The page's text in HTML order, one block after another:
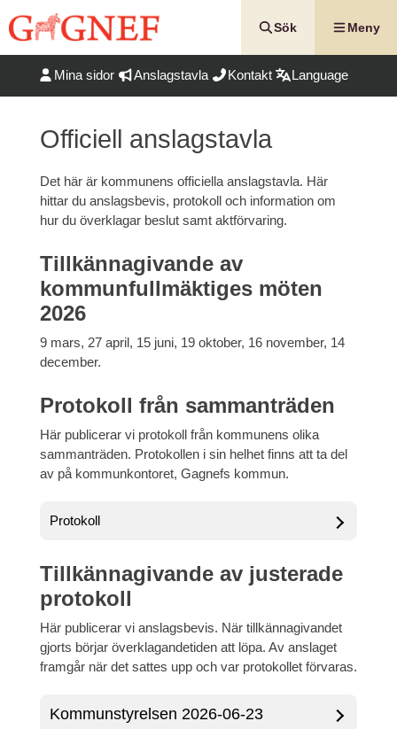
till
Sök Meny
Mina sidor Anslagstavla Kontakt Language
Officiell anslagstavla
Det här är kommunens officiella anslagstavla. Här
hittar du anslagsbevis, protokoll och information om
hur du överklagar beslut samt aktförvaring.
Tillkännagivande av
kommunfullmäktiges möten
2026
9 mars, 27 april, 15 juni, 19 oktober, 16 november, 14
december.
Protokoll från sammanträden
Här publicerar vi protokoll från kommunens olika
sammanträden. Protokollen i sin helhet finns att ta del
av på kommunkontoret, Gagnefs kommun.
Protokoll
Tillkännagivande av justerade
protokoll
Här publicerar vi anslagsbevis. När tillkännagivandet
gjorts börjar överklagandetiden att löpa. Av anslaget
framgår när det sattes upp och var protokollet förvaras.
Kommunstyrelsen 2026-06-23